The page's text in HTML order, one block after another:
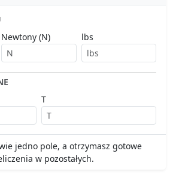
Newtony (N) lbs
T
jedno pole, a otrzymasz gotowe
w pozostałych.